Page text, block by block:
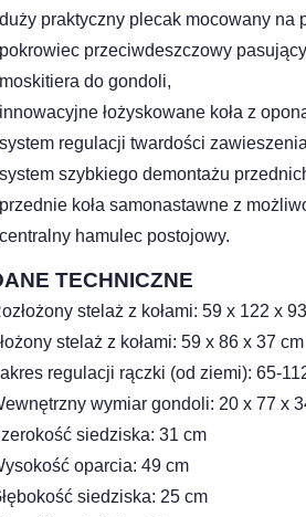
praktyczny plecak mocowany na
przeciwdeszczowy
do gondoli,
łożyskowane koła z
regulacji twardości
szybkiego demontażu
koła samonastawne z
hamulec postojowy.
TECHNICZNE
stelaż z kołami: 59 x 122 x
stelaż z kołami: 59 x 86 x 37 cm
regulacji rączki (od ziemi): 65-
wymiar gondoli: 20 x 77 x
siedziska: 31 cm
oparcia: 49 cm
siedziska: 25 cm